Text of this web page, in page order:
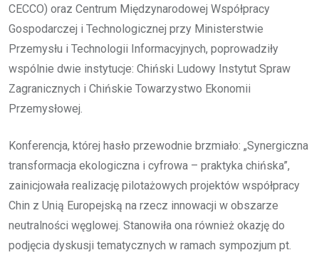
CECCO) oraz Centrum Międzynarodowej Współpracy
Gospodarczej i Technologicznej przy Ministerstwie
Przemysłu i Technologii Informacyjnych, poprowadziły
wspólnie dwie instytucje: Chiński Ludowy Instytut Spraw
Zagranicznych i Chińskie Towarzystwo Ekonomii
Przemysłowej.
Konferencja, której hasło przewodnie brzmiało: „Synergiczna
transformacja ekologiczna i cyfrowa – praktyka chińska”,
zainicjowała realizację pilotażowych projektów współpracy
Chin z Unią Europejską na rzecz innowacji w obszarze
neutralności węglowej. Stanowiła ona również okazję do
podjęcia dyskusji tematycznych w ramach sympozjum pt.